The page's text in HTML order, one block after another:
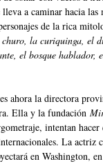
a caminar hacia las
de la rica
la curiquinga, el
el bosque hablador,
ahora la directora
Ella y la fundación
intentan hacer
La actriz
en Washington,